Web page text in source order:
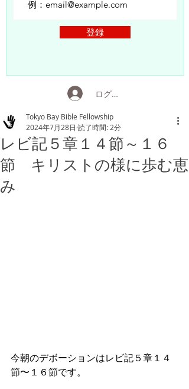
登録
ログイン
レビ記５章１４節～１６
節 キリストの様に歩む恵
み
Tokyo Bay Bible Fellowship
2024年7月28日 読了時間: 2分
今朝のデボーションはレビ記５章１４
節〜１６節です。